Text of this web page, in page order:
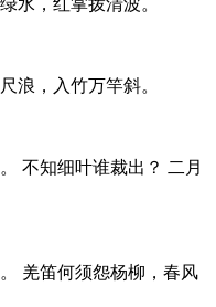
水，红掌拨清波。
浪，入竹万竿斜。
不知细叶谁裁出？ 二月
羌笛何须怨杨柳，春风